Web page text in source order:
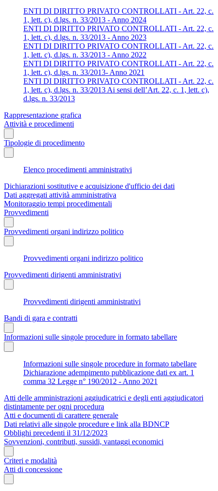
ENTI DI DIRITTO PRIVATO CONTROLLATI - Art. 22, c.
1, lett. c), d.lgs. n. 33/2013 - Anno 2024
ENTI DI DIRITTO PRIVATO CONTROLLATI - Art. 22, c.
1, lett. c), d.lgs. n. 33/2013 - Anno 2023
ENTI DI DIRITTO PRIVATO CONTROLLATI - Art. 22, c.
1, lett. c), d.lgs. n. 33/2013 - Anno 2022
ENTI DI DIRITTO PRIVATO CONTROLLATI - Art. 22, c.
1, lett. c), d.lgs. n. 33/2013- Anno 2021
ENTI DI DIRITTO PRIVATO CONTROLLATI - Art. 22, c.
1, lett. c), d.lgs. n. 33/2013 Ai sensi dell’Art. 22, c. 1, lett. c),
d.lgs. n. 33/2013
Rappresentazione grafica
Attività e procedimenti
Tipologie di procedimento
Elenco procedimenti amministrativi
Dichiarazioni sostitutive e acquisizione d'ufficio dei dati
Dati aggregati attività amministrativa
Monitoraggio tempi procedimentali
Provvedimenti
Provvedimenti organi indirizzo politico
Provvedimenti organi indirizzo politico
Provvedimenti dirigenti amministrativi
Provvedimenti dirigenti amministrativi
Bandi di gara e contratti
Informazioni sulle singole procedure in formato tabellare
Informazioni sulle singole procedure in formato tabellare
Dichiarazione adempimento pubblicazione dati ex art. 1
comma 32 Legge n° 190/2012 - Anno 2021
Atti delle amministrazioni aggiudicatrici e degli enti aggiudicatori
distintamente per ogni procedura
Atti e documenti di carattere generale
Dati relativi alle singole procedure e link alla BDNCP
Obblighi precedenti il 31/12/2023
Sovvenzioni, contributi, sussidi, vantaggi economici
Criteri e modalità
Atti di concessione